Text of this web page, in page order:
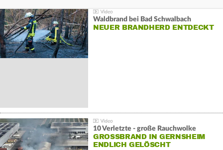
Waldbrand bei Bad Schwalbach
NEUER BRANDHERD ENTDECKT
10 Verletzte - große Rauchwolke
GROSSBRAND IN GERNSHEIM E
NDLICH GELÖSCHT